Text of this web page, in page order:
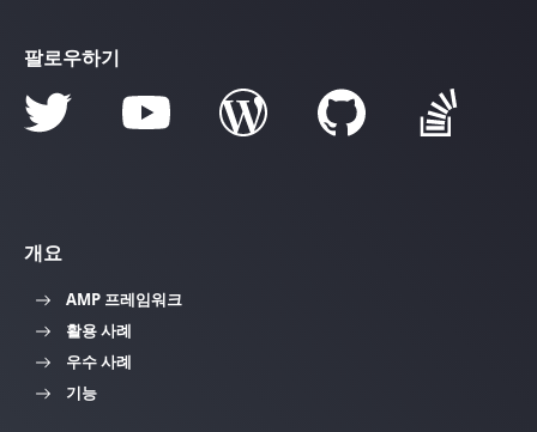
팔로우하기
개요
AMP 프레임워크
활용 사례
우수 사례
기능